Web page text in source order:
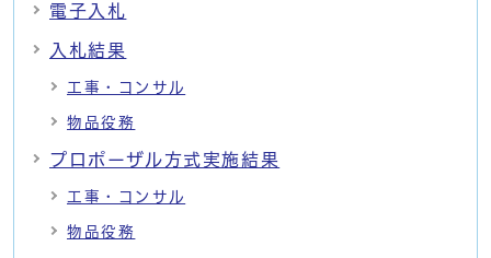
電子入札
入札結果
工事・コンサル
物品役務
プロポーザル方式実施結果
工事・コンサル
物品役務